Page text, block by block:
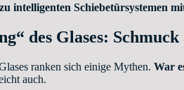
intelligenten Schiebetürsystemen
“ des Glases: Schmuck
ranken sich einige Mythen. War
auch.